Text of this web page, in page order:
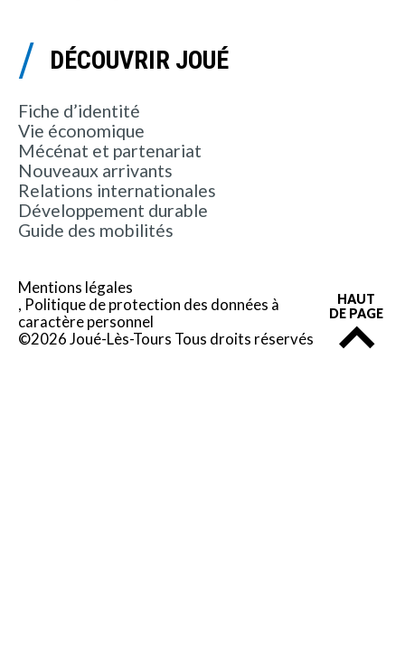
DÉCOUVRIR JOUÉ
Fiche d’identité
Vie économique
Mécénat et partenariat
Nouveaux arrivants
Relations internationales
Développement durable
Guide des mobilités
Mentions légales
Politique de protection des données à
caractère personnel
©2026 Joué-Lès-Tours Tous droits réservés
HAUT
DE PAGE